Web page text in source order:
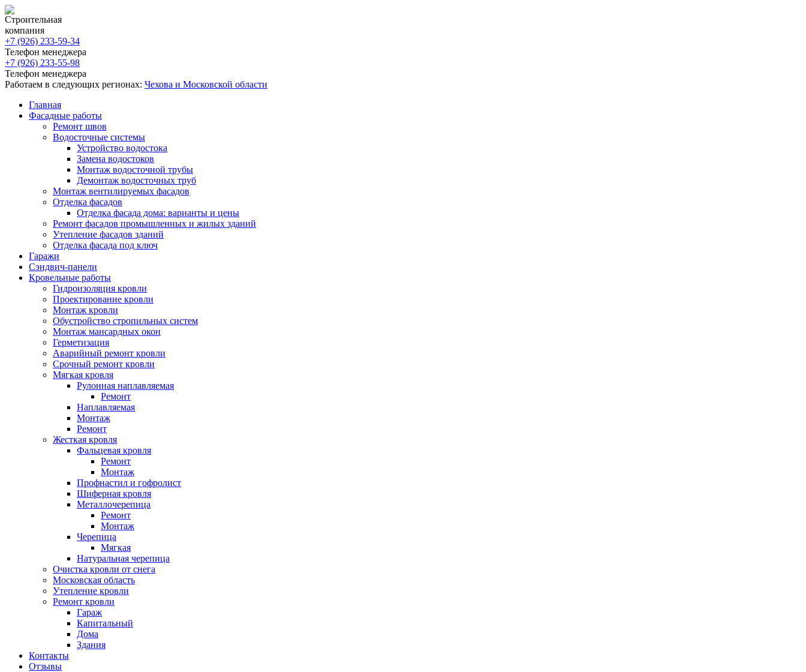
Строительная
компания
+7 (926) 233-59-34
Телефон менеджера
+7 (926) 233-55-98
Телефон менеджера
Работаем в следующих регионах: Чехова и Московской области
Главная
Фасадные работы
Ремонт швов
Водосточные системы
Устройство водостока
Замена водостоков
Монтаж водосточной трубы
Демонтаж водосточных труб
Монтаж вентилируемых фасадов
Отделка фасадов
Отделка фасада дома: варианты и цены
Ремонт фасадов промышленных и жилых зданий
Утепление фасадов зданий
Отделка фасада под ключ
Гаражи
Сэндвич-панели
Кровельные работы
Гидроизоляция кровли
Проектирование кровли
Монтаж кровли
Обустройство стропильных систем
Монтаж мансардных окон
Герметизация
Аварийный ремонт кровли
Срочный ремонт кровли
Мягкая кровля
Рулонная наплавляемая
Ремонт
Наплавляемая
Монтаж
Ремонт
Жесткая кровля
Фальцевая кровля
Ремонт
Монтаж
Профнастил и гофролист
Шиферная кровля
Металлочерепица
Ремонт
Монтаж
Черепица
Мягкая
Натуральная черепица
Очистка кровли от снега
Московская область
Утепление кровли
Ремонт кровли
Гараж
Капитальный
Дома
Здания
Контакты
Отзывы